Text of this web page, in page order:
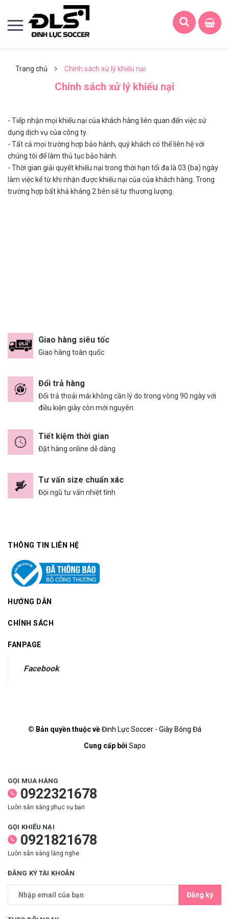
Trang chủ Chính sách xử lý khiếu nại
Chính sách xử lý khiếu nại
- Tiếp nhận mọi khiếu nại của khách hàng liên quan đến việc sử
dụng dịch vụ của công ty.
- Tất cả mọi trường hơp bảo hành, quý khách có thể liên hệ với
chúng tôi để làm thủ tục bảo hành.
- Thời gian giải quyết khiếu nại trong thời hạn tối đa là 03 (ba) ngày
làm việc kể từ khi nhận được khiếu nại của của khách hàng. Trong
trường hợp bất khả kháng 2 bên sẽ tự thương lượng.
Giao hàng siêu tốc
Giao hàng toàn quốc
Đổi trả hàng
Đổi trả thoải mái không cần lý do trong vòng 90 ngày với
điều kiện giày còn mới nguyên.
Tiết kiệm thời gian
Đặt hàng online dễ dàng
Tư vấn size chuẩn xác
Đội ngũ tư vấn nhiệt tình
THÔNG TIN LIÊN HỆ
HƯỚNG DẪN
CHÍNH SÁCH
FANPAGE
Facebook
© Bản quyền thuộc vềĐinh Lực Soccer - Giày Bóng Đá
Cung cấp bởi Sapo
GỌI MUA HÀNG
0922321678
Luôn sẵn sàng phục vụ bạn
GỌI KHIẾU NẠI
0921821678
Luôn sẵn sàng lắng nghe
ĐĂNG KÝ TÀI KHOẢN
Đăng ký